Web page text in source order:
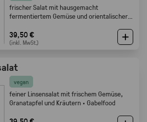
frischer Salat mit hausgemacht
fermentiertem Gemüse und orientalischer
39,50 €
(inkl. MwSt.)
vegan
feiner Linsensalat mit frischem Gemüse,
Granatapfel und Kräutern · Gabelfood